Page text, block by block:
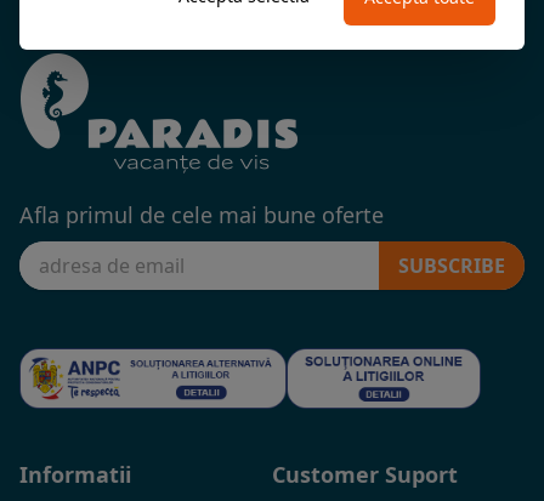
Afla primul de cele mai bune oferte
SUBSCRIBE
Informatii Customer Suport